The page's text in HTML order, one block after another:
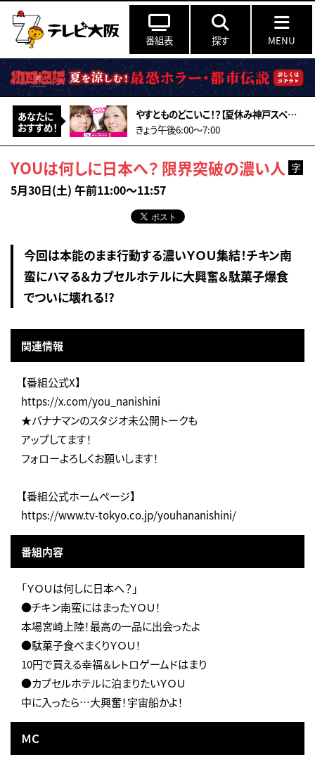
番組表 探す MENU
あなたに
おすすめ！
やすとものどこいこ！？【夏休み神戸スペシャル！こだわり食材＆アート作り体験】
きょう午後6:00〜7:00
YOUは何しに日本へ？ 限界突破の濃い人 字
5月30日(土) 午前11:00～11:57
今回は本能のまま行動する濃いＹＯＵ集結！チキン南
蛮にハマる＆カプセルホテルに大興奮＆駄菓子爆食
でついに壊れる!?
関連情報
【番組公式X】
https://x.com/you_nanishini
★バナナマンのスタジオ未公開トークも
アップしてます！
フォローよろしくお願いします！
【番組公式ホームページ】
https://www.tv-tokyo.co.jp/youhananishini/
番組内容
「ＹＯＵは何しに日本へ？」
●チキン南蛮にはまったＹＯＵ！
本場宮崎上陸！最高の一品に出会ったよ
●駄菓子食べまくりＹＯＵ！
10円で買える幸福＆レトロゲームドはまり
●カプセルホテルに泊まりたいＹＯＵ
中に入ったら…大興奮！宇宙船かよ！
ＭＣ